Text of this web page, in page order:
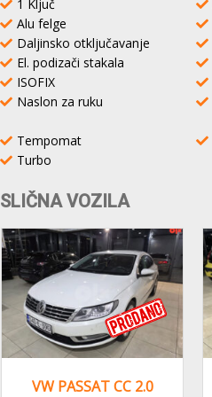
1 Ključ
Alu felge
Daljinsko otključavanje
El. podizači stakala
ISOFIX
Naslon za ruku
Tempomat
Turbo
SLIČNA VOZILA
VW UP 1.0i JOIN, 2018